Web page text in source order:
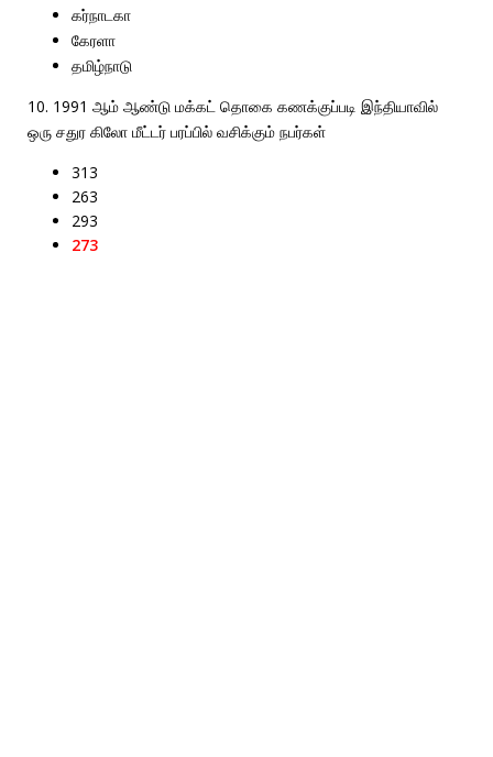
கர்நாடகா
கேரளா
தமிழ்நாடு
10. 1991 ஆம் ஆண்டு மக்கட் தொகை கணக்குப்படி இந்தியாவில்
ஒரு சதுர கிலோ மீட்டர் பரப்பில் வசிக்கும் நபர்கள்
313
263
293
273